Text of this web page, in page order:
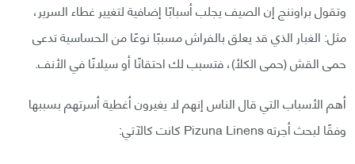
وتقول براوننج إن الصيف يجلب أسبابًا إضافية لتغيير غطاء السرير،
مثل: الغبار الذي قد يعلق بالفراش مسببًا نوعًا من الحساسية تدعى
حمى القش (حمى الكلأ)، فتسبب لك احتقانًا أو سيلانًا في الأنف.
أهم الأسباب التي قال الناس إنهم لا يغيرون أغطية أسرتهم بسببها
وفقًا لبحث أجرته Pizuna Linens كانت كالآتي: